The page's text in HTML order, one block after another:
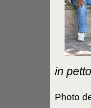
in petto
Photo